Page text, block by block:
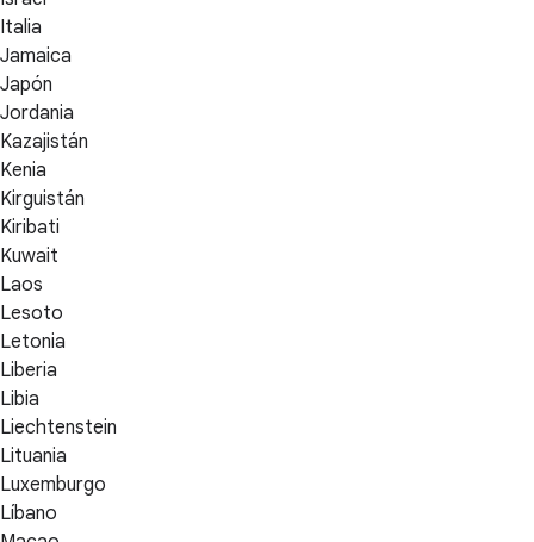
Italia
Jamaica
Japón
Jordania
Kazajistán
Kenia
Kirguistán
Kiribati
Kuwait
Laos
Lesoto
Letonia
Liberia
Libia
Liechtenstein
Lituania
Luxemburgo
Líbano